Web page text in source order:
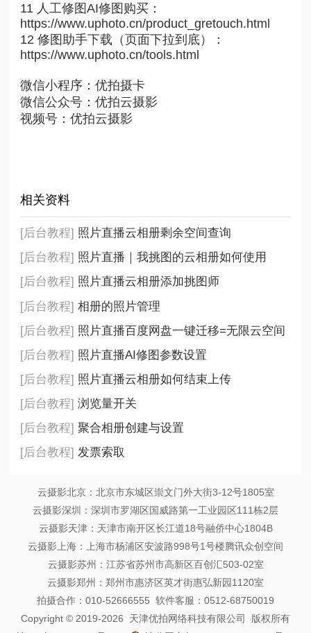
11 人工修图AI修图购买：
https://www.uphoto.cn/product_gretouch.html
12 修图助手下载（页面下拉到底）：
https://www.uphoto.cn/tools.html
微信小程序：优拍摄卡
微信公众号：优拍云摄影
视频号：优拍云摄影
相关资料
[后台教程] 照片直播云相册剩余空间查询
[后台教程] 照片直播｜我挑图的云相册如何使用
[后台教程] 照片直播云相册添加挑图师
[后台教程] 相册的照片管理
[后台教程] 照片直播百度网盘一键迁移=无限云空间
[后台教程] 照片直播AI修图参数设置
[后台教程] 照片直播云相册如何结束上传
[后台教程] 浏览量开关
[后台教程] 聚合相册创建与设置
[后台教程] 发票索取
云摄影北京：北京市东城区崇文门外大街3-12号1805室
云摄影深圳：深圳市罗湖区国威路第一工业园区111栋2层
云摄影天津：天津市南开区长江道18号融侨中心1804B
云摄影上海：上海市杨浦区安波路998号1号楼腾讯众创空间
云摄影苏州：江苏省苏州市高新区百创汇503-02室
云摄影郑州：郑州市惠济区英才街惠弘新园1120室
拍摄合作：010-52666555 软件客服：0512-68750019
Copyright © 2019-2026 天津优拍网络科技有限公司 版权所有